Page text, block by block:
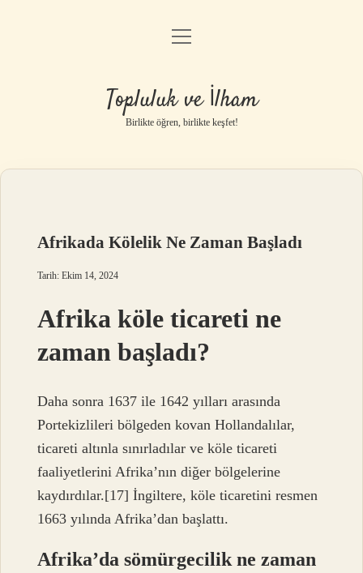
Anasayfa
Gizlilik Politikası
Yasal Uyarı
menüyü
Topluluk ve İlham
Birlikte öğren, birlikte keşfet!
Afrikada Kölelik Ne Zaman Başladı
Tarih: Ekim 14, 2024
Afrika köle ticareti ne
zaman başladı?
Daha sonra 1637 ile 1642 yılları arasında
Portekizlileri bölgeden kovan Hollandalılar,
ticareti altınla sınırladılar ve köle ticareti
faaliyetlerini Afrika’nın diğer bölgelerine
kaydırdılar.[17] İngiltere, köle ticaretini resmen
1663 yılında Afrika’dan başlattı.
Afrika’da sömürgecilik ne zaman